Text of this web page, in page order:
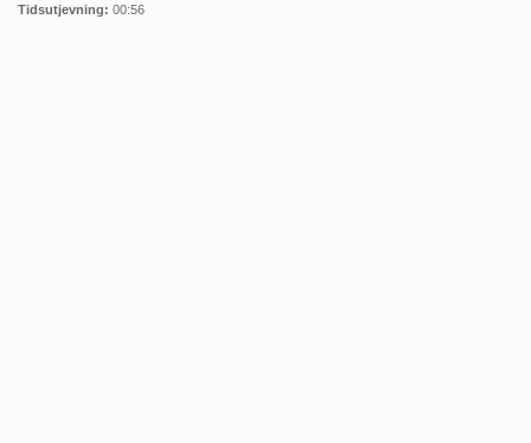
Tidsutjevning: 00:56